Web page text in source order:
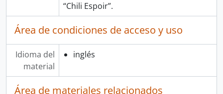
“Chili Espoir”.
Área de condiciones de acceso y uso
Idioma del
material
inglés
Área de materiales relacionados